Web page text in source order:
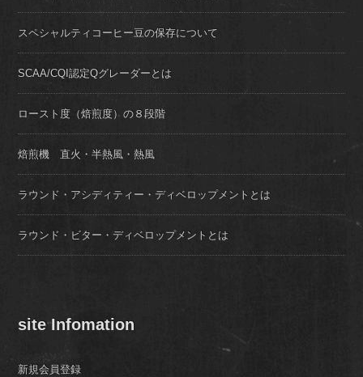
スペシャルティコーヒー豆の保存について
SCAA/CQI認定Qグレーダーとは
ロースト度（焙煎度）の８段階
焙煎機 直火・半熱風・熱風
ラウンド・アシディティー・ディベロップメントとは
ラウンド・ビター・ディベロップメントとは
site Infomation
新規会員登録